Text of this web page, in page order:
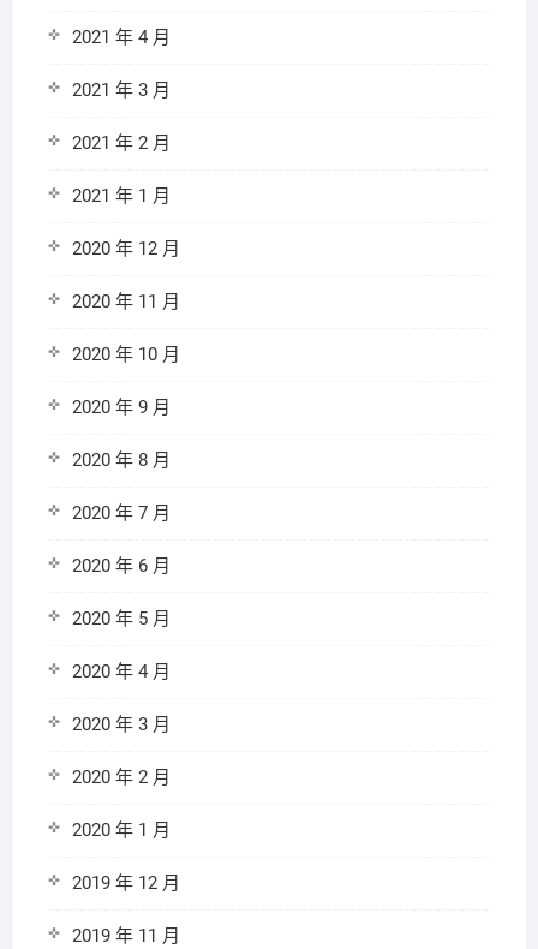
2021 年 4 月
2021 年 3 月
2021 年 2 月
2021 年 1 月
2020 年 12 月
2020 年 11 月
2020 年 10 月
2020 年 9 月
2020 年 8 月
2020 年 7 月
2020 年 6 月
2020 年 5 月
2020 年 4 月
2020 年 3 月
2020 年 2 月
2020 年 1 月
2019 年 12 月
2019 年 11 月